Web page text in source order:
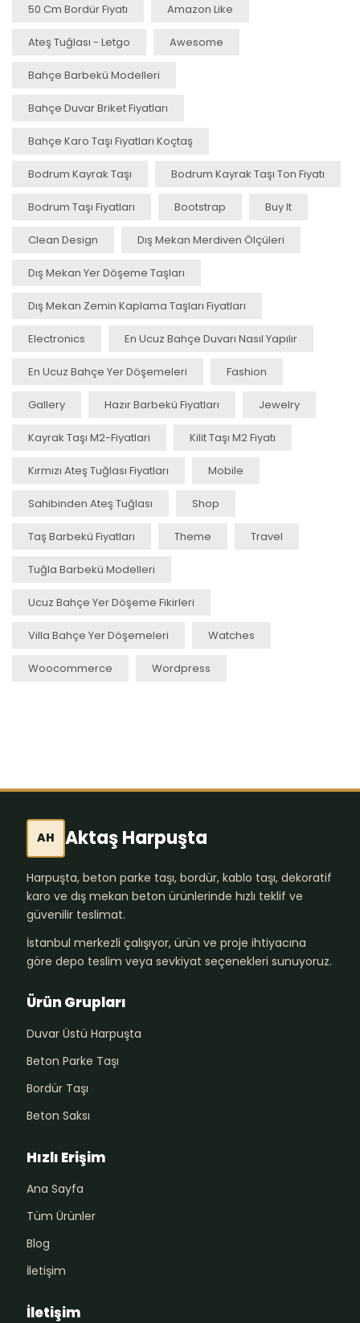
50 Cm Bordür Fiyatı Amazon Like
Ateş Tuğlası - Letgo Awesome
Bahçe Barbekü Modelleri
Bahçe Duvar Briket Fiyatları
Bahçe Karo Taşı Fiyatları Koçtaş
Bodrum Kayrak Taşı Bodrum Kayrak Taşı Ton Fiyatı
Bodrum Taşı Fiyatları Bootstrap Buy It
Clean Design Dış Mekan Merdiven Ölçüleri
Dış Mekan Yer Döşeme Taşları
Dış Mekan Zemin Kaplama Taşları Fiyatları
Electronics En Ucuz Bahçe Duvarı Nasıl Yapılır
En Ucuz Bahçe Yer Döşemeleri Fashion
Gallery Hazır Barbekü Fiyatları Jewelry
Kayrak Taşı M2-Fiyatlari Kilit Taşı M2 Fiyatı
Kırmızı Ateş Tuğlası Fiyatları Mobile
Sahibinden Ateş Tuğlası Shop
Taş Barbekü Fiyatları Theme Travel
Tuğla Barbekü Modelleri
Ucuz Bahçe Yer Döşeme Fikirleri
Villa Bahçe Yer Döşemeleri Watches
Woocommerce Wordpress
AH Aktaş Harpuşta
Harpuşta, beton parke taşı, bordür, kablo taşı, dekoratif
karo ve dış mekan beton ürünlerinde hızlı teklif ve
güvenilir teslimat.
İstanbul merkezli çalışıyor, ürün ve proje ihtiyacına
göre depo teslim veya sevkiyat seçenekleri sunuyoruz.
Ürün Grupları
Duvar Üstü Harpuşta
Beton Parke Taşı
Bordür Taşı
Beton Saksı
Hızlı Erişim
Ana Sayfa
Tüm Ürünler
Blog
İletişim
İletişim